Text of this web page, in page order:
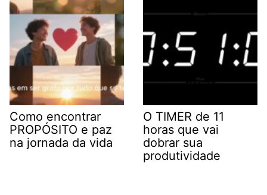
Como encontrar
PROPÓSITO e paz
na jornada da vida
O TIMER de 11
horas que vai
dobrar sua
produtividade